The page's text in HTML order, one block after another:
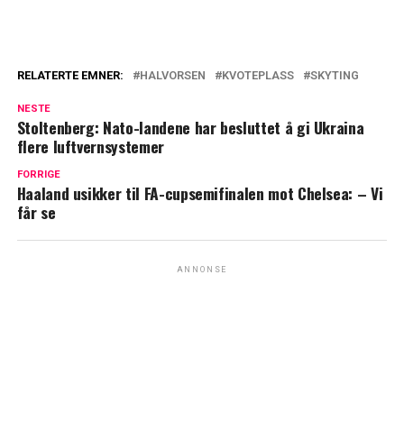
RELATERTE EMNER: HALVORSEN KVOTEPLASS SKYTING
NESTE
Stoltenberg: Nato-landene har besluttet å gi Ukraina
flere luftvernsystemer
FORRIGE
Haaland usikker til FA-cupsemifinalen mot Chelsea: – Vi
får se
ANNONSE